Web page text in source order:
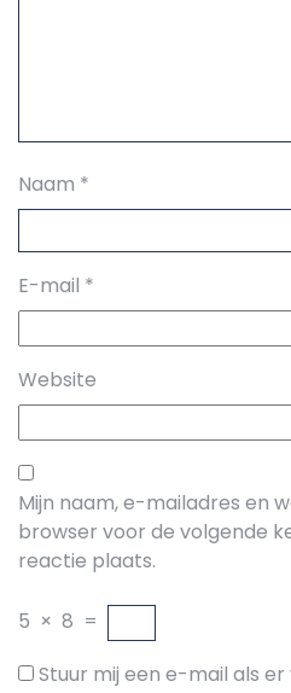
Naam *
E-mail *
Website
Mijn naam, e-mailadres en
browser voor de volgende
reactie plaats.
5 × 8 =
Stuur mij een e-mail als